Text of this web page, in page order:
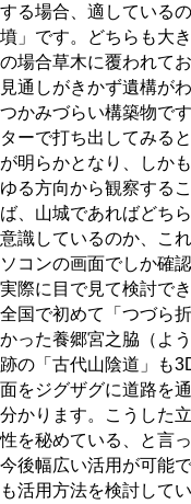
する場合、適している
墳」です。どちらも大
の場合草木に覆われて
見通しがきかず遺構が
つかみづらい構築物で
ターで打ち出してみる
が明らかとなり、しか
ゆる方向から観察する
ば、山城であればどち
意識しているのか、こ
ソコンの画面でしか確
実際に目で見て検討で
全国で初めて「つづら
かった養郷宮之脇（よ
跡の「古代山陰道」も
面をジグザグに道路を
分かります。こうした
性を秘めている、と言
今後幅広い活用が可能
も活用方法を検討して